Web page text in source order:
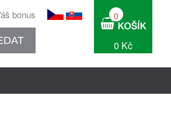
bonus 0
0 Kč